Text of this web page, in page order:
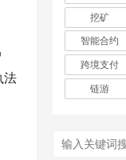
法
挖矿
智能合约
跨境支付
链游